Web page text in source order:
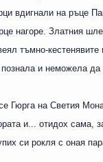
вдигнали на ръце
нагоре. Златния
тъмно-
познала и неможела да
Гюрга на Светия
и... отидох сама,
си рокля с оная